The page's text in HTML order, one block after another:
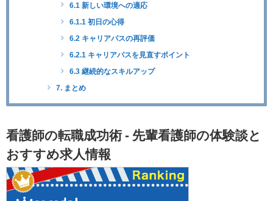
6.1 新しい環境への適応
6.1.1 初日の心得
6.2 キャリアパスの再評価
6.2.1 キャリアパスを見直すポイント
6.3 継続的なスキルアップ
7. まとめ
看護師の転職成功術 - 先輩看護師の体験談と
おすすめ求人情報